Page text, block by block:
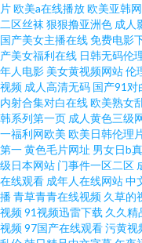
久成人av 在线看一区二区少
利在免费观看 久操国产福利
丁香五月婷婷 91美脚大赛
色色在线免费视频观看 欧美
软件安装下载 一级久久 老
袜国产 屁屁影院日韩在线
片欧美a在线播放欧美亚韩
二区丝袜 狠狠撸亚洲色 成人
国产美女主播在线免费电影
产美女福利在线 日韩无码伦
年人电影 美女黄视频网站伦
视频 成人高清无码 国产91对
内射合集对白在线欧美熟女
韩系列第一页 成人黄色三级
一福利网欧美 欧美日韩伦理
第一黄色毛片网址 男女日b
级日本网站 门事件一区二区
在线观看 成年人在线网站中
播青草青青在线视频 久草的
视频91视频迅雷下载 久久精
视频97国产在线观看污黄视